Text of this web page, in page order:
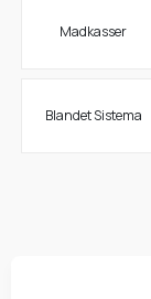
Madkasser
Blandet Sistema